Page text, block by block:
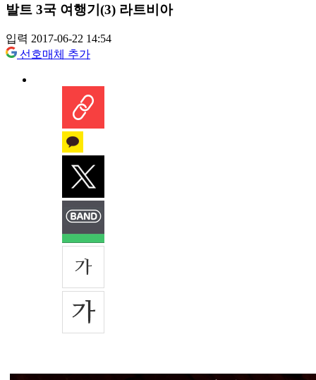
발트 3국 여행기(3) 라트비아
입력 2017-06-22 14:54
선호매체 추가